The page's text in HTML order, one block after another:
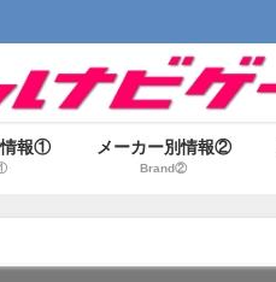
情報① メーカー別情報②
Brand②